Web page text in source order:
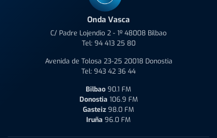
Onda Vasca
C/ Padre Lojendio 2 - 1º 48008 Bilbao
Tel: 94 413 25 80
Avenida de Tolosa 23-25 20018 Donostia
Tel: 943 42 36 44
Bilbao 90.1 FM
Donostia 106.9 FM
Gasteiz 98.0 FM
Iruña 96.0 FM